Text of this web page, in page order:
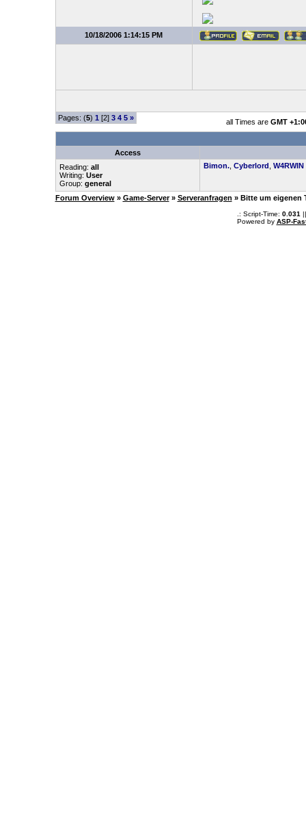
10/18/2006 1:14:15 PM
Pages: (5) 1 [2] 3 4 5 » all Times are GMT
Access
Reading: all
Writing: User
Group: general
Bimon., Cyberlord W4RWIN
Forum Overview » Game-Server » Serveranfragen » Bitte um eigenen
.: Script-Time: 0.031
Powered by ASP-